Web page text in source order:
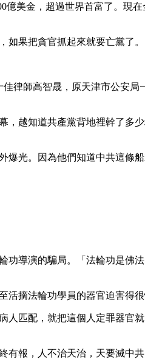
美金，超過世界首富了。現
果把貪官抓起來就要亡黨了。
律師高智晟，原天津市公安局
，越知道共產黨背地裡幹了多
爆光。因為他們知道中共這條
功導演的騙局。「法輪功是佛
摘法輪功學員的器官迫害得很
匹配，就把這個人定罪器官
有報，人不治天治，天要滅中